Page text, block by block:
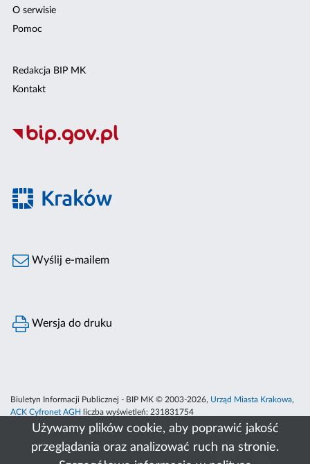
Używamy plików cookie, aby poprawić jakość
przeglądania oraz analizować ruch na stronie.
O serwisie
Pomoc
Redakcja BIP MK
Kontakt
Wyślij e-mailem
Wersja do druku
Biuletyn Informacji Publicznej - BIP MK © 2003-2026, Urząd Miasta Krakowa,
ACK Cyfronet AGH
liczba wyświetleń: 231831754